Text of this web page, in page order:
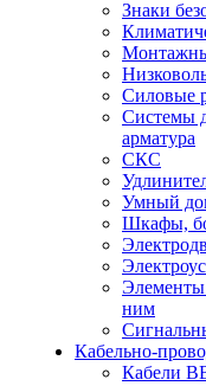
Знаки
Силовые
Системы
арматура
СКС
Умный
Шкафы,
Элементы
ним
Кабельно-
Кабели